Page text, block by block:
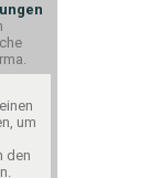
um
den